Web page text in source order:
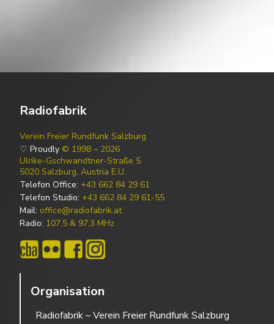
Radiofabrik
Verein Freier Rundfunk Salzburg
♡ Proudly © 1998 – 2026
Ulrike-Gschwandtner-Straße 5
5020 Salzburg, Austria E.U.
Telefon Office: +43 662 84 29 61
Telefon Studio: +43 662 84 29 61-55
Mail: office@radiofabrik.at
Radio: 107,5 & 97,3 MHz
Organisation
Radiofabrik – Verein Freier Rundfunk Salzburg